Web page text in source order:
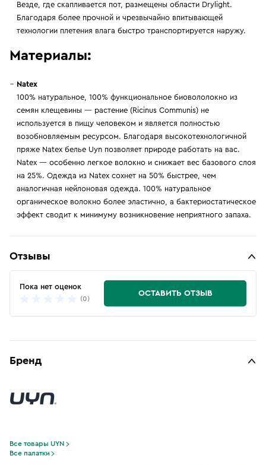
Везде, где скапливается пот, размещены области Drylight.
Благодаря более прочной и чрезвычайно впитывающей
технологии плетения влага быстро транспортируется наружу.
Материалы:
Natex
100% натуральное, 100% функциональное биовололокно из
семян клещевины — растение (Ricinus Communis) не
используется в пищу человеком и является полностью
возобновляемым ресурсом. Благодаря высокотехнологичной
пряже Natex белье Uyn позволяет природе работать на вас.
Natex — особенно легкое волокно и снижает вес базового слоя
на 25%. Одежда из Natex сохнет на 50% быстрее, чем
аналогичная нейлоновая одежда. 100% натуральное
органическое волокно более эластично, а бактериостатическое
эффект сводит к минимуму возникновение неприятного запаха.
Отзывы
Пока нет оценок
(0)
ОСТАВИТЬ ОТЗЫВ
Бренд
Все товары UYN
Все палатки